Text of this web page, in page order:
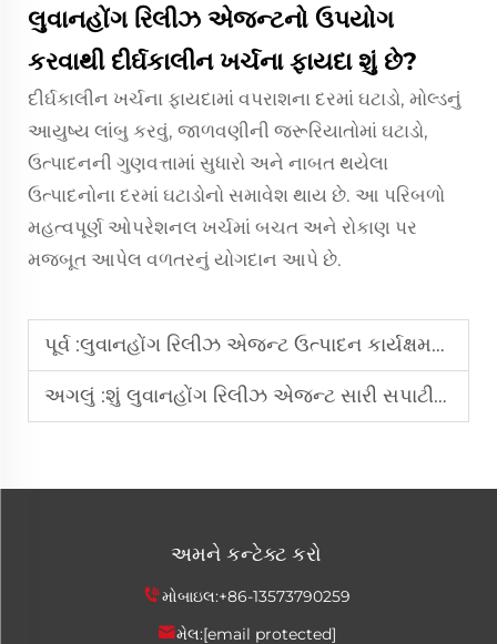
લુવાનહોંગ રિલીઝ એજન્ટનો ઉપયોગ
કરવાથી દીર્ઘકાલીન ખર્ચના ફાયદા શું છે?
દીર્ઘકાલીન ખર્ચના ફાયદામાં વપરાશના દરમાં ઘટાડો, મોલ્ડનું
આયુષ્ય લાંબુ કરવું, જાળવણીની જરૂરિયાતોમાં ઘટાડો,
ઉત્પાદનની ગુણવત્તામાં સુધારો અને નાબત થયેલા
ઉત્પાદનોના દરમાં ઘટાડોનો સમાવેશ થાય છે. આ પરિબળો
મહત્વપૂર્ણ ઓપરેશનલ ખર્ચમાં બચત અને રોકાણ પર
મજબૂત આપેલ વળતરનું યોગદાન આપે છે.
પૂર્વ :લુવાનહોંગ રિલીઝ એજન્ટ ઉત્પાદન કાર્યક્ષમતામાં કેવી રીતે સુધારો કરે છે?
અગલું :શું લુવાનહોંગ રિલીઝ એજન્ટ સારી સપાટીની ગુણવત્તા સુનિશ્ચિત કરી શકે છે?
અમને કન્ટેક્ટ કરો
મોબાઇલ:+86-13573790259
મેલ:[email protected]